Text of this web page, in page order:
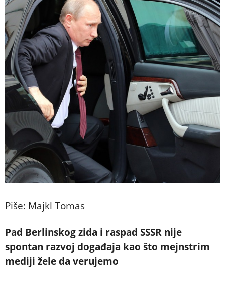
Piše: Majkl Tomas
Pad Berlinskog zida i raspad SSSR nije
spontan razvoj događaja kao što mejnstrim
mediji žele da verujemo